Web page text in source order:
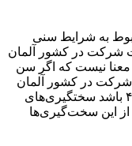
به شرایط سنی
شرکت در کشور آلمان
این معنا نیست که اگر سن
ثبت شرکت در کشور آلمان
را انجام دهید؛ بلکه اگر سن شما بیشتر از ۴۵ باشد سختگیری‌های
این سخت‌گیری‌ها